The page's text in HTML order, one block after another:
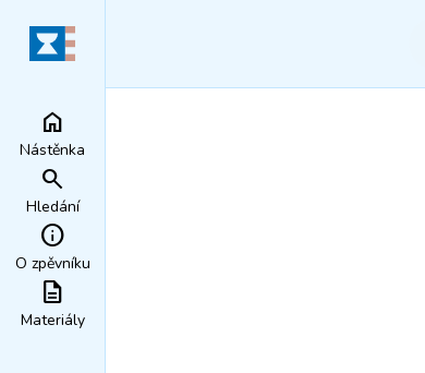
home
Nástěnka
search
Hledání
info
O zpěvníku
description
Materiály